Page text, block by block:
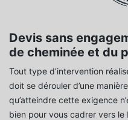
Devis sans
de cheminée et du
Tout type d’intervention
doit se dérouler d’une
qu’atteindre cette exigence
bien pour vous cadrer vers le